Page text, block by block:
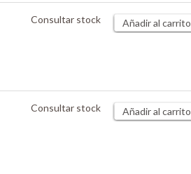
Consultar stock Añadir al carrito
Consultar stock Añadir al carrito